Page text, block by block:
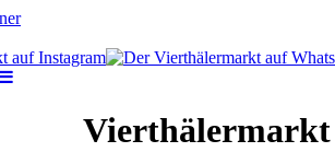
Vierthälermarkt